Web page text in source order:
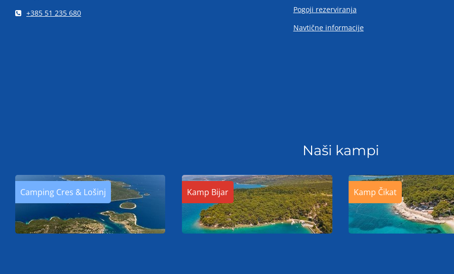
+385 51 235 680
Pogoji rezerviranja
Navtične informacije
Naši kampi
Camping Cres & Lošinj Kamp Bijar Kamp Čikat